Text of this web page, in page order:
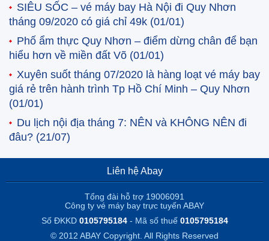
SIÊU SỐC – vé máy bay Hà Nội đi Quy Nhơn
tháng 09/2020 có giá chỉ 49k (01/01)
Phố ẩm thực Quy Nhơn – điểm dừng chân để bạn
hiểu hơn về miền đất Võ (01/01)
Xuyên suốt tháng 07/2020 là hàng loạt vé máy bay
giá rẻ trên hành trình Tp Hồ Chí Minh – Quy Nhơn
(01/01)
Du lịch nội địa tháng 7: NÊN và KHÔNG NÊN đi
đâu? (21/07)
Liên hệ Abay
Tổng đài hỗ trợ 19006091
Công ty vé máy bay trực tuyến ABAY
Số ĐKKD 0105795184- Mã số thuế 0105795184
© 2012 ABAY Copyright. All Rights Reserved